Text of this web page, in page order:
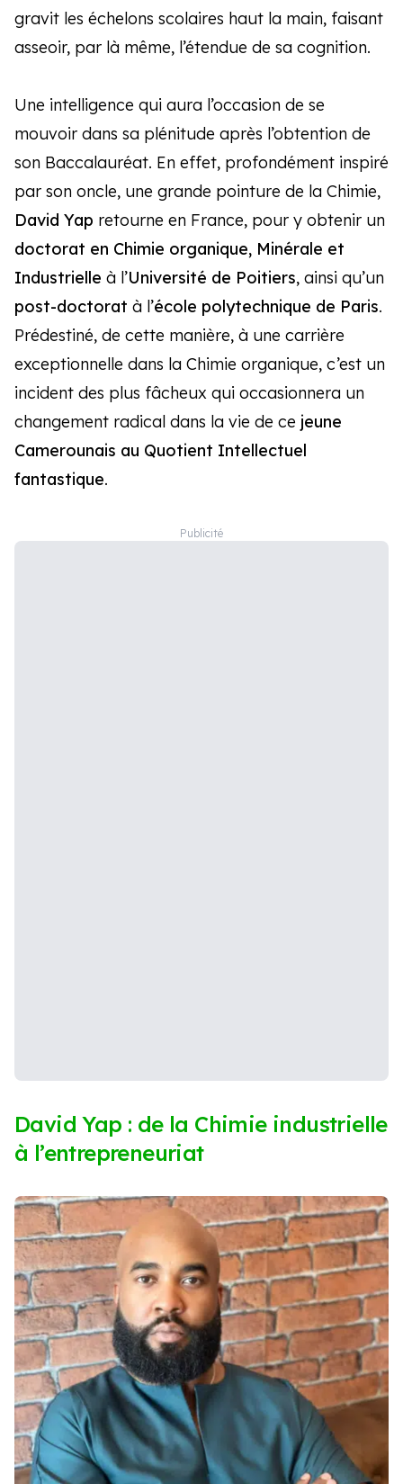
gravit les échelons scolaires haut la main, faisant
asseoir, par là même, l’étendue de sa cognition.
Une intelligence qui aura l’occasion de se
mouvoir dans sa plénitude après l’obtention de
son Baccalauréat. En effet, profondément inspiré
par son oncle, une grande pointure de la Chimie,
David Yap retourne en France, pour y obtenir un
doctorat en Chimie organique, Minérale et
Industrielle à l’Université de Poitiers, ainsi qu’un
post-doctorat à l’école polytechnique de Paris.
Prédestiné, de cette manière, à une carrière
exceptionnelle dans la Chimie organique, c’est un
incident des plus fâcheux qui occasionnera un
changement radical dans la vie de ce jeune
Camerounais au Quotient Intellectuel
fantastique.
David Yap : de la Chimie industrielle
à l’entrepreneuriat